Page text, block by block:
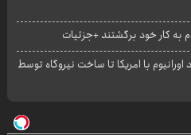
به کار خود برگشتند +جزئیات
اورانیوم با امریکا تا ساخت نیروگاه توسط